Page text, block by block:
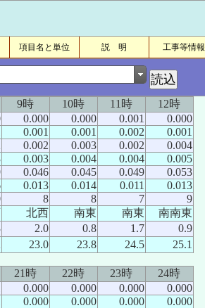
項目名と単位 説 明 工事等情報
9時 10時 11時
12時
0.000 0.000 0.001
0.000
0.001 0.001 0.002
0.001
0.002 0.003 0.002
0.004
0.003 0.004 0.004
0.005
0.046 0.045 0.049
0.053
0.013 0.014 0.011
0.013
8 8 7
9
北西 南東 南東
南南東
2.0 0.8 1.7
0.9
23.0 23.8 24.5 25.1
21時 22時 23時
24時
0.000 0.000 0.000
0.000
0.000 0.000 0.000
0.000